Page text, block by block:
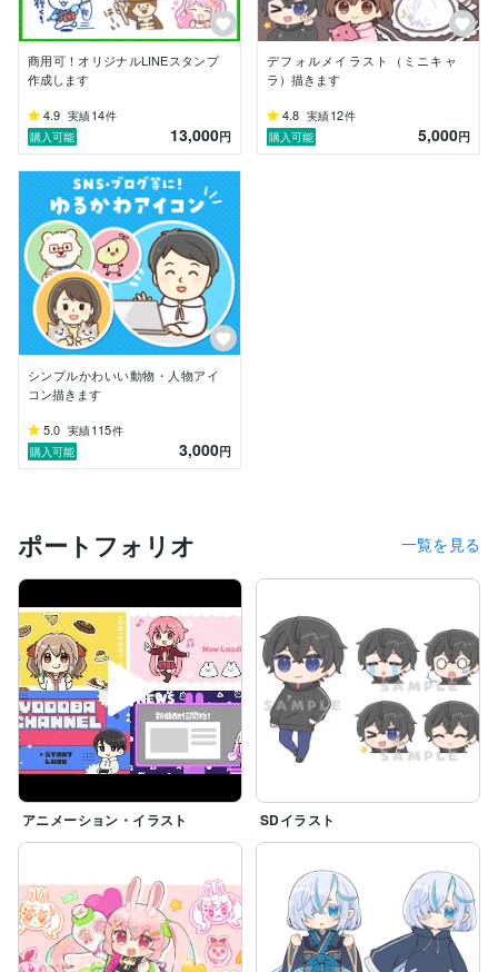
商用可！オリジナルLINEスタンプ
作成します
4.9 実績14件
購入可能
13,000円
デフォルメイラスト（ミニキャ
ラ）描きます
4.8 実績12件
購入可能
5,000円
シンプルかわいい動物・人物アイ
コン描きます
5.0 実績115件
購入可能
3,000円
ポートフォリオ 一覧を見る
アニメーション・イラスト SDイラスト